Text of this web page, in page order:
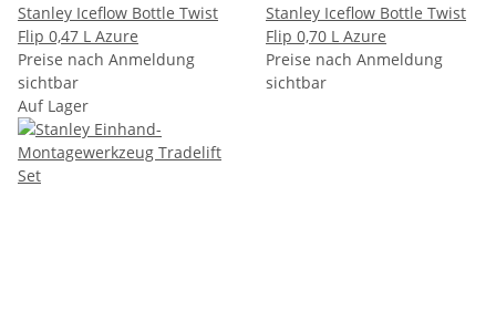
Stanley Iceflow Bottle Twist
Flip 0,47 L Azure
Preise nach Anmeldung
sichtbar
Stanley Iceflow Bottle Twist
Flip 0,70 L Azure
Preise nach Anmeldung
sichtbar
Auf Lager